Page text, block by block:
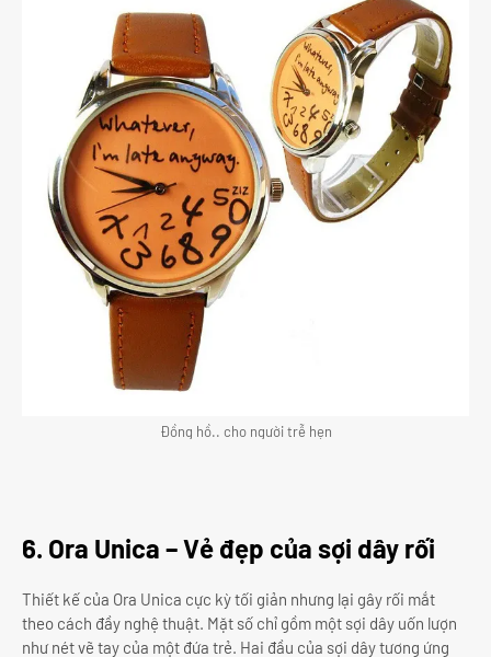
Đồng hồ.. cho người trễ hẹn
6. Ora Unica – Vẻ đẹp của sợi dây rối
Thiết kế của Ora Unica cực kỳ tối giản nhưng lại gây rối mắt
theo cách đầy nghệ thuật. Mặt số chỉ gồm một sợi dây uốn lượn
như nét vẽ tay của một đứa trẻ. Hai đầu của sợi dây tương ứng